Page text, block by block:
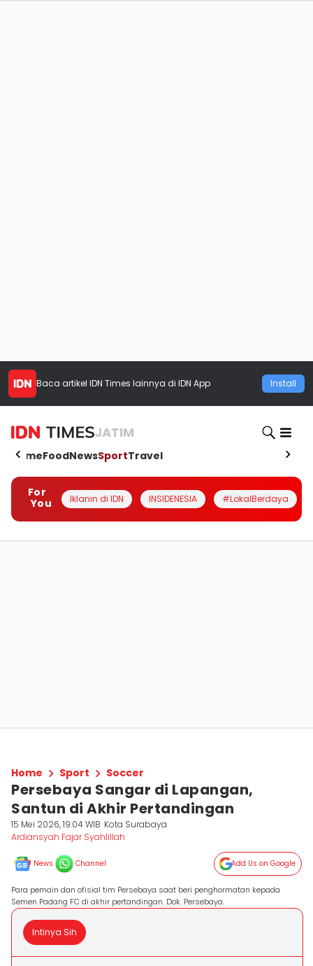
Baca artikel IDN Times lainnya di IDN App Install
JATIM
HomeFoodNewsSportTravel
For
You
Iklanin di IDN INSIDENESIA #LokalBerdaya
Home Sport Soccer
Persebaya Sangar di Lapangan,
Santun di Akhir Pertandingan
15 Mei 2026, 19:04 WIB Kota Surabaya
Ardiansyah Fajar Syahlillah
News Channel Add Us on Google
Para pemain dan ofisial tim Persebaya saat beri penghormatan kepada
Semen Padang FC di akhir pertandingan. Dok. Persebaya.
Intinya Sih